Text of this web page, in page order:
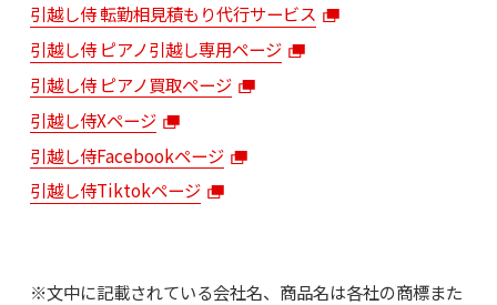
引越し侍 転勤相見積もり代行サービス
引越し侍 ピアノ引越し専用ページ
引越し侍 ピアノ買取ページ
引越し侍Xページ
引越し侍Facebookページ
引越し侍Tiktokページ
※文中に記載されている会社名、商品名は各社の商標また